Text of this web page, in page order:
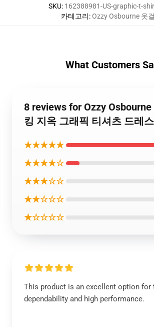
SKU: 162388981-US-graphic-t-
카테고리:Ozzy Osbourne 옷
What Customers
8 reviews for Ozzy Osbourne
킹 지옥 그래픽 티셔츠 드레스
★★★★★
★★★★☆
★★★☆☆
★★☆☆☆
★☆☆☆☆
This product is an excellent option for
dependability and high performance.